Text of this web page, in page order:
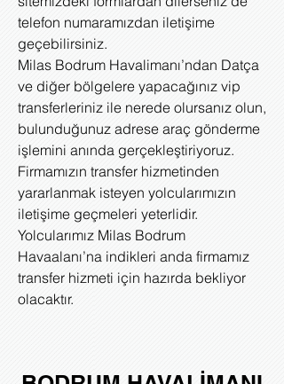
telefon numaramızdan iletişime
geçebilirsiniz.
Milas Bodrum Havalimanı’ndan Datça
ve diğer bölgelere yapacağınız vip
transferleriniz ile nerede olursanız olun,
bulunduğunuz adrese araç gönderme
işlemini anında gerçekleştiriyoruz.
Firmamızın transfer hizmetinden
yararlanmak isteyen yolcularımızın
iletişime geçmeleri yeterlidir.
Yolcularımız Milas Bodrum
Havaalanı’na indikleri anda firmamız
transfer hizmeti için hazırda bekliyor
olacaktır.